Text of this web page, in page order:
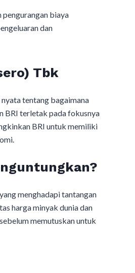
biaya
dan
Tbk
tentang bagaimana
BRI terletak pada fokusnya
BRI untuk memiliki
menghadapi tantangan
harga minyak dunia dan
memutuskan untuk